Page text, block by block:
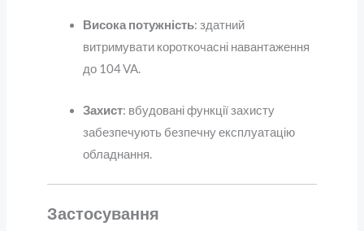
Висока потужність: здатний
витримувати короткочасні навантаження
до 104 VA.
Захист: вбудовані функції захисту
забезпечують безпечну експлуатацію
обладнання.
Застосування